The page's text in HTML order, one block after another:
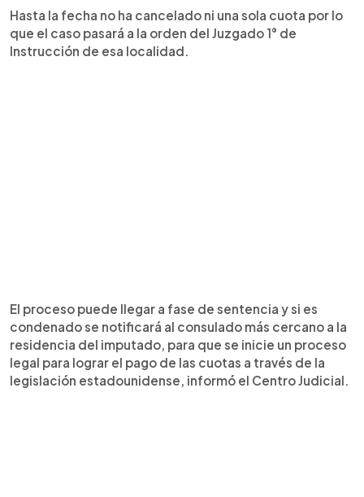
Hasta la fecha no ha cancelado ni una sola cuota por lo
que el caso pasará a la orden del Juzgado 1° de
Instrucción de esa localidad.
El proceso puede llegar a fase de sentencia y si es
condenado se notificará al consulado más cercano a la
residencia del imputado, para que se inicie un proceso
legal para lograr el pago de las cuotas a través de la
legislación estadounidense, informó el Centro Judicial.